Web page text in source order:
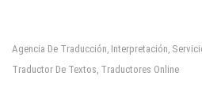
Agencia De Traducción, Interpretación,
Traductor De Textos, Traductores Online